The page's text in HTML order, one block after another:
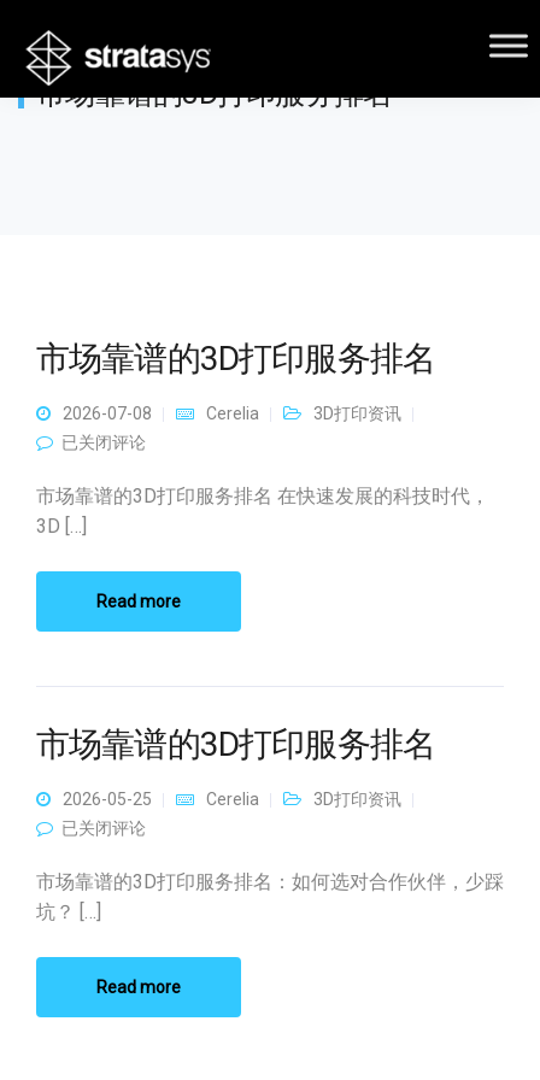
市场靠谱的3D打印服务排名
市场靠谱的3D打印服务排名
2026-07-08 Cerelia
3D打印资讯
市场靠谱的3D打印服务排名
已关闭评论
市场靠谱的3D打印服务排名 在快速发展的科技时代，
3D […]
Read more
市场靠谱的3D打印服务排名
2026-05-25 Cerelia
3D打印资讯
市场靠谱的3D打印服务排名
已关闭评论
市场靠谱的3D打印服务排名：如何选对合作伙伴，少踩
坑？ […]
Read more